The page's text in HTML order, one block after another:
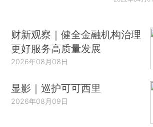
财新观察｜健全金融机构治理
更好服务高质量发展
2026年08月08日
显影｜巡护可可西里
2026年08月09日